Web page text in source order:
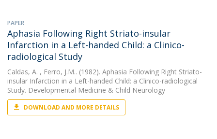
PAPER
Aphasia Following Right Striato-insular
Infarction in a Left-handed Child: a Clinico-
radiological Study
Caldas, A. , Ferro, J.M.. (1982). Aphasia Following Right Striato-
insular Infarction in a Left-handed Child: a Clinico-radiological
Study. Developmental Medicine & Child Neurology
DOWNLOAD AND MORE DETAILS